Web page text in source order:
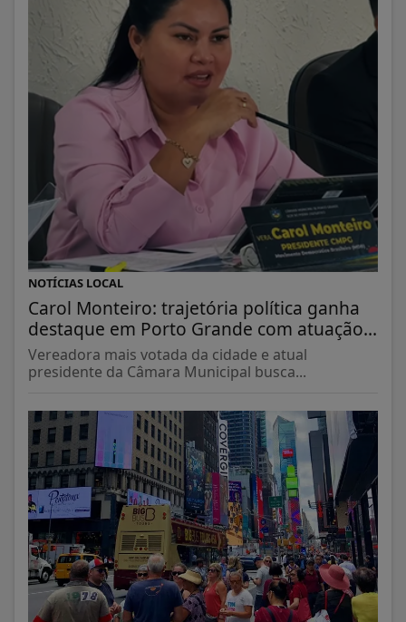
NOTÍCIAS LOCAL
Carol Monteiro: trajetória política ganha
destaque em Porto Grande com atuação...
Vereadora mais votada da cidade e atual
presidente da Câmara Municipal busca...